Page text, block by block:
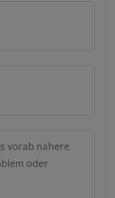
vorab nähere
oder